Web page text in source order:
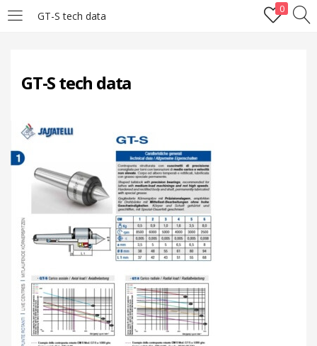
GT-S tech data
0
LOGIN
Enter your username and password to login.
Remember me
GT-S tech data